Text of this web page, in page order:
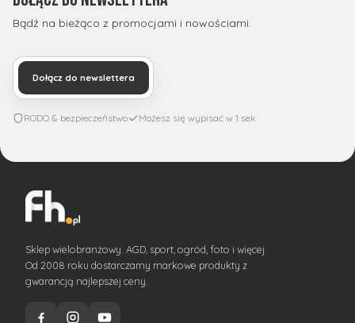
Bądź na bieżąco z promocjami i nowościami.
Dołącz do newslettera
RODO & bezpieczeństwo Możesz się wypisać w 1 sek
Sklep wielobranżowy. AGD, sport, ogród, foto i więcej.
Od 2008 roku dostarczamy markowe produkty z
gwarancją najlepszej ceny.